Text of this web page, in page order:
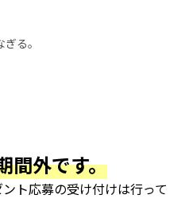
る。
間外です。
ト応募の受け付けは行って